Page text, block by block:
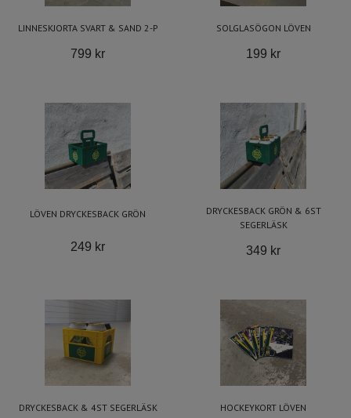
LINNESKJORTA SVART & SAND 2-P
799 kr
SOLGLASÖGON LÖVEN
199 kr
LÖVEN DRYCKESBACK GRÖN
249 kr
DRYCKESBACK GRÖN & 6ST
SEGERLÄSK
349 kr
DRYCKESBACK & 4ST SEGERLÄSK HOCKEYKORT LÖVEN